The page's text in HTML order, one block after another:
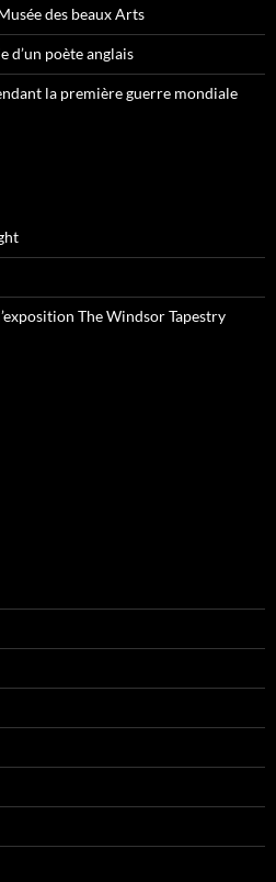
des beaux Arts
d’un poète anglais
la première guerre mondiale
The Windsor Tapestry